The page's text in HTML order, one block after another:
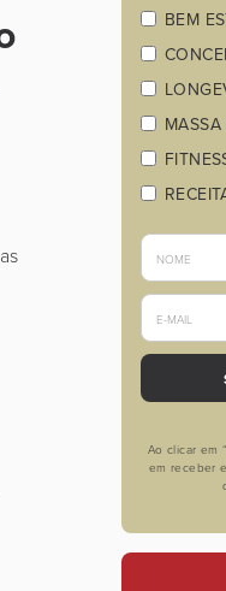
BEM
Ao clicar em
em receber